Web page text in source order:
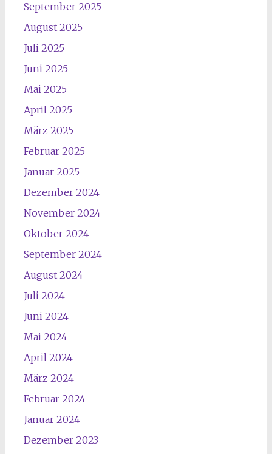
September 2025
August 2025
Juli 2025
Juni 2025
Mai 2025
April 2025
März 2025
Februar 2025
Januar 2025
Dezember 2024
November 2024
Oktober 2024
September 2024
August 2024
Juli 2024
Juni 2024
Mai 2024
April 2024
März 2024
Februar 2024
Januar 2024
Dezember 2023